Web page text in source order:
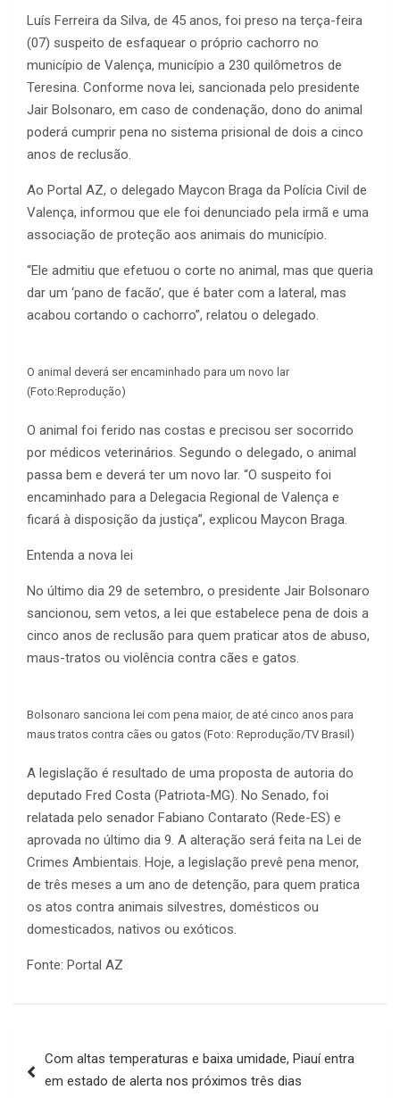
Luís Ferreira da Silva, de 45 anos, foi preso na terça-feira
(07) suspeito de esfaquear o próprio cachorro no
município de Valença, município a 230 quilômetros de
Teresina. Conforme nova lei, sancionada pelo presidente
Jair Bolsonaro, em caso de condenação, dono do animal
poderá cumprir pena no sistema prisional de dois a cinco
anos de reclusão.
Ao Portal AZ, o delegado Maycon Braga da Polícia Civil de
Valença, informou que ele foi denunciado pela irmã e uma
associação de proteção aos animais do município.
“Ele admitiu que efetuou o corte no animal, mas que queria
dar um ‘pano de facão’, que é bater com a lateral, mas
acabou cortando o cachorro”, relatou o delegado.
O animal deverá ser encaminhado para um novo lar
(Foto:Reprodução)
O animal foi ferido nas costas e precisou ser socorrido
por médicos veterinários. Segundo o delegado, o animal
passa bem e deverá ter um novo lar. “O suspeito foi
encaminhado para a Delegacia Regional de Valença e
ficará à disposição da justiça”, explicou Maycon Braga.
Entenda a nova lei
No último dia 29 de setembro, o presidente Jair Bolsonaro
sancionou, sem vetos, a lei que estabelece pena de dois a
cinco anos de reclusão para quem praticar atos de abuso,
maus-tratos ou violência contra cães e gatos.
Bolsonaro sanciona lei com pena maior, de até cinco anos para
maus tratos contra cães ou gatos (Foto: Reprodução/TV Brasil)
A legislação é resultado de uma proposta de autoria do
deputado Fred Costa (Patriota-MG). No Senado, foi
relatada pelo senador Fabiano Contarato (Rede-ES) e
aprovada no último dia 9. A alteração será feita na Lei de
Crimes Ambientais. Hoje, a legislação prevê pena menor,
de três meses a um ano de detenção, para quem pratica
os atos contra animais silvestres, domésticos ou
domesticados, nativos ou exóticos.
Fonte: Portal AZ
de
Com altas temperaturas e baixa umidade, Piauí entra
em estado de alerta nos próximos três dias